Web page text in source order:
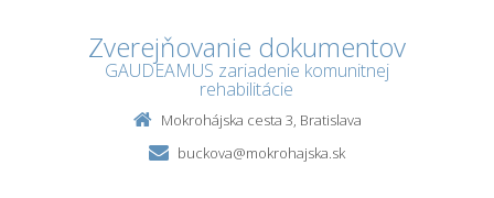
Zverejňovanie dokumentov
GAUDEAMUS zariadenie komunitnej
rehabilitácie
Mokrohájska cesta 3, Bratislava
buckova@mokrohajska.sk